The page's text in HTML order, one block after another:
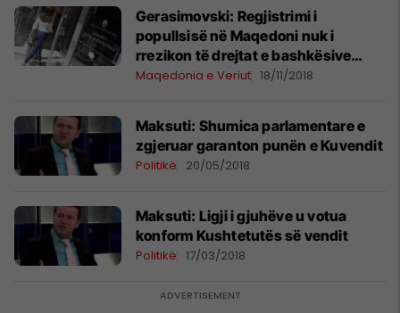
Gerasimovski: Regjistrimi i
popullsisë në Maqedoni nuk i
rrezikon të drejtat e bashkësive
etnike (Video)
Maqedonia e Veriut 18/11/2018
Maksuti: Shumica parlamentare e
zgjeruar garanton punën e Kuvendit
Politikë 20/05/2018
Maksuti: Ligji i gjuhëve u votua
konform Kushtetutës së vendit
Politikë 17/03/2018